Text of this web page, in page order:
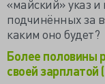
«майский» указ
подчинённых за
каким оно будет?
Более половины
своей